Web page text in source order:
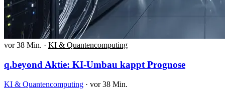
vor 38 Min. · KI & Quantencomputing
q.beyond Aktie: KI-Umbau kappt Prognose
KI & Quantencomputing · vor 38 Min.